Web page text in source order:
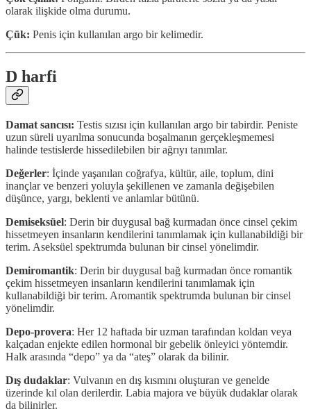
olarak ilişkide olma durumu.
Çük: Penis için kullanılan argo bir kelimedir.
D harfi
Damat sancısı: Testis sızısı için kullanılan argo bir tabirdir. Peniste
uzun süreli uyarılma sonucunda boşalmanın gerçekleşmemesi
halinde testislerde hissedilebilen bir ağrıyı tanımlar.
Değerler: İçinde yaşanılan coğrafya, kültür, aile, toplum, dini
inançlar ve benzeri yoluyla şekillenen ve zamanla değişebilen
düşünce, yargı, beklenti ve anlamlar bütünü.
Demiseksüel: Derin bir duygusal bağ kurmadan önce cinsel çekim
hissetmeyen insanların kendilerini tanımlamak için kullanabildiği bir
terim. Aseksüel spektrumda bulunan bir cinsel yönelimdir.
Demiromantik: Derin bir duygusal bağ kurmadan önce romantik
çekim hissetmeyen insanların kendilerini tanımlamak için
kullanabildiği bir terim. Aromantik spektrumda bulunan bir cinsel
yönelimdir.
Depo-provera: Her 12 haftada bir uzman tarafından koldan veya
kalçadan enjekte edilen hormonal bir gebelik önleyici yöntemdir.
Halk arasında “depo” ya da “ateş” olarak da bilinir.
Dış dudaklar: Vulvanın en dış kısmını oluşturan ve genelde
üzerinde kıl olan derilerdir. Labia majora ve büyük dudaklar olarak
da bilinirler.